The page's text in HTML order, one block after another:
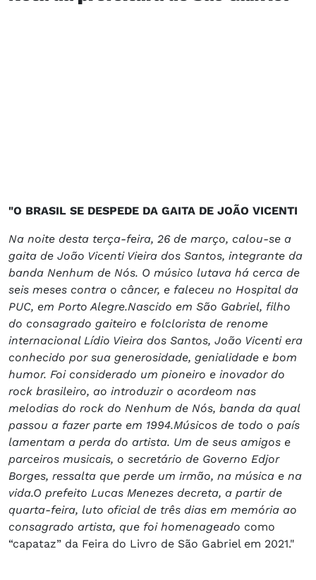
"O BRASIL SE DESPEDE DA GAITA DE JOÃO VICENTI
Na noite desta terça-feira, 26 de março, calou-se a
gaita de João Vicenti Vieira dos Santos, integrante da
banda Nenhum de Nós. O músico lutava há cerca de
seis meses contra o câncer, e faleceu no Hospital da
PUC, em Porto Alegre.Nascido em São Gabriel, filho
do consagrado gaiteiro e folclorista de renome
internacional Lídio Vieira dos Santos, João Vicenti era
conhecido por sua generosidade, genialidade e bom
humor. Foi considerado um pioneiro e inovador do
rock brasileiro, ao introduzir o acordeom nas
melodias do rock do Nenhum de Nós, banda da qual
passou a fazer parte em 1994.Músicos de todo o país
lamentam a perda do artista. Um de seus amigos e
parceiros musicais, o secretário de Governo Edjor
Borges, ressalta que perde um irmão, na música e na
vida.O prefeito Lucas Menezes decreta, a partir de
quarta-feira, luto oficial de três dias em memória ao
consagrado artista, que foi homenageado como
“capataz” da Feira do Livro de São Gabriel em 2021."